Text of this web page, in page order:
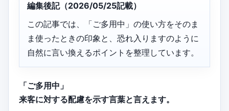
編集後記（2026/05/25記載）
この記事では、「ご多用中」の使い方をそのま
ま使ったときの印象と、恐れ入りますのように
自然に言い換えるポイントを整理しています。
「ご多用中」
来客に対する配慮を示す言葉と言えます。